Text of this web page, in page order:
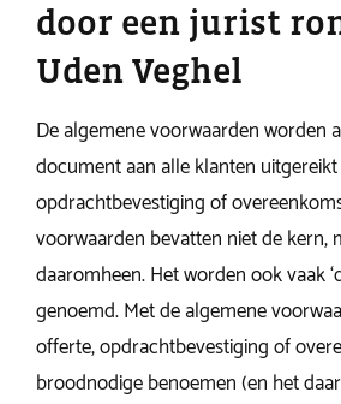
door een jurist
Uden Veghel
De algemene voorwaarden worden
document aan alle klanten
opdrachtbevestiging of
voorwaarden bevatten niet de kern,
daaromheen. Het worden ook vaak
genoemd. Met de algemene
offerte, opdrachtbevestiging of
broodnodige benoemen (en het